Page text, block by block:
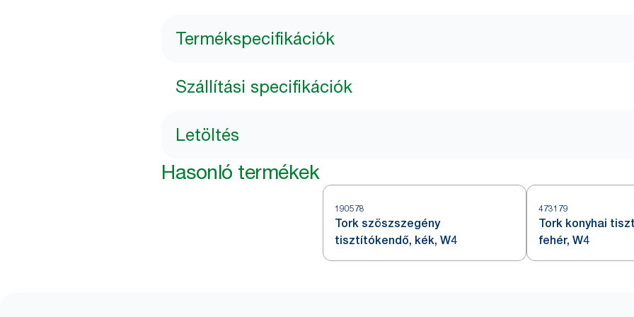
Termékspecifikációk
Szállítási specifikációk
Letöltés
Hasonló termékek
190578
Tork szöszszegény
tisztítókendő, kék, W4
473179
Tork konyhai
fehér, W4